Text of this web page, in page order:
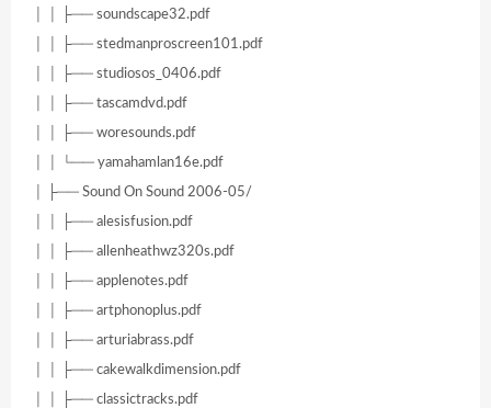
│ │ ├── soundscape32.pdf
│ │ ├── stedmanproscreen101.pdf
│ │ ├── studiosos_0406.pdf
│ │ ├── tascamdvd.pdf
│ │ ├── woresounds.pdf
│ │ └── yamahamlan16e.pdf
│ ├── Sound On Sound 2006-05/
│ │ ├── alesisfusion.pdf
│ │ ├── allenheathwz320s.pdf
│ │ ├── applenotes.pdf
│ │ ├── artphonoplus.pdf
│ │ ├── arturiabrass.pdf
│ │ ├── cakewalkdimension.pdf
│ │ ├── classictracks.pdf